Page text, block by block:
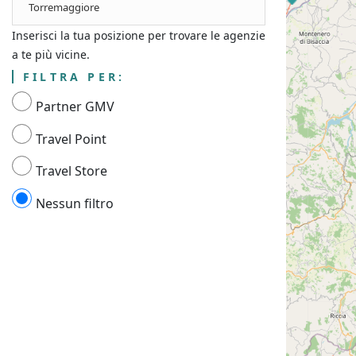
Torremaggiore
Inserisci la tua posizione per trovare le agenzie
a te più vicine.
FILTRA PER:
Partner GMV
Travel Point
Travel Store
Nessun filtro